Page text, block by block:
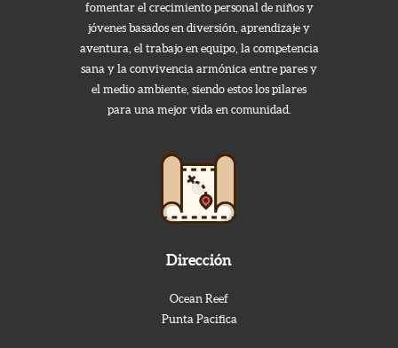
fomentar el crecimiento personal de niños y
jóvenes basados en diversión, aprendizaje y
aventura, el trabajo en equipo, la competencia
sana y la convivencia armónica entre pares y
el medio ambiente, siendo estos los pilares
para una mejor vida en comunidad.
Dirección
Ocean Reef
Punta Pacifica